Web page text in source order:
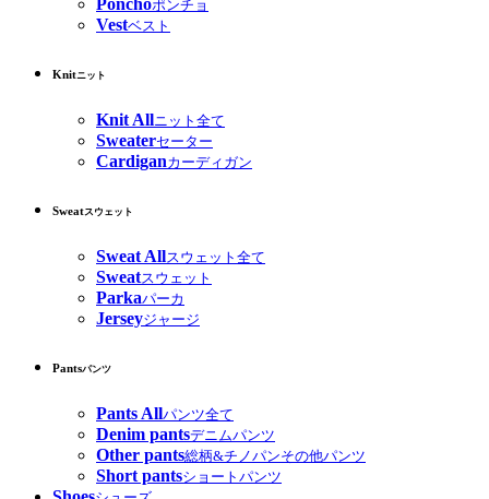
Ponchoポンチョ
Vestベスト
Knitニット
Knit Allニット全て
Sweaterセーター
Cardiganカーディガン
Sweatスウェット
Sweat Allスウェット全て
Sweatスウェット
Parkaパーカ
Jerseyジャージ
Pantsパンツ
Pants Allパンツ全て
Denim pantsデニムパンツ
Other pants総柄&チノパンその他パンツ
Short pantsショートパンツ